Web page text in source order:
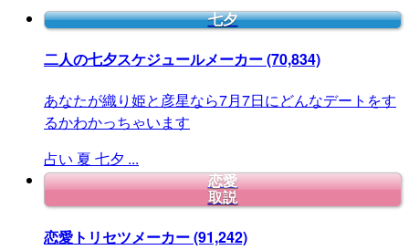
七夕
二人の七夕スケジュールメーカー(70,834)
あなたが織り姫と彦星なら7月7日にどんなデートをす
るかわかっちゃいます
占い 夏 七夕 ...
恋愛
取説
恋愛トリセツメーカー(91,242)